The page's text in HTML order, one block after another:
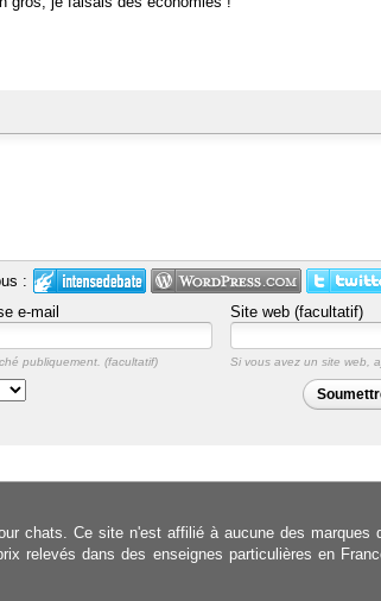
:
e-mail Site web (facultatif)
publiquement. Si vous avez un site web,
chats. Ce site n'est affilié à aucune des marques
relevés dans des enseignes particulières en